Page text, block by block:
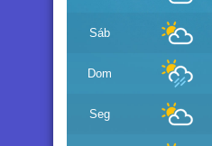
Sáb
Dom
Seg